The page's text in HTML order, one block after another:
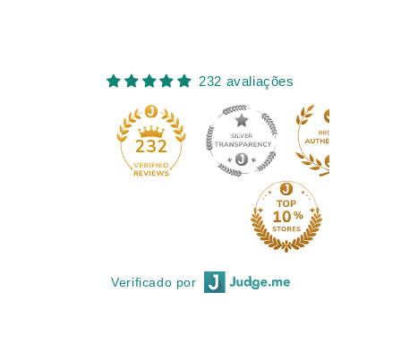
232 avaliações
11
Verificado por